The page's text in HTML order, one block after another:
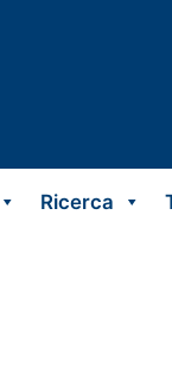
Ricerca